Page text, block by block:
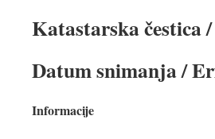
Katastarska čestica
Datum snimanja /
Informacije